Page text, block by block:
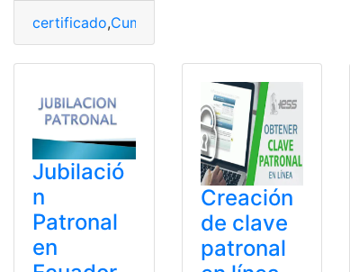
certificado,Cumplimiento
Jubilació
n
Patronal
en
Creación
de clave
patronal